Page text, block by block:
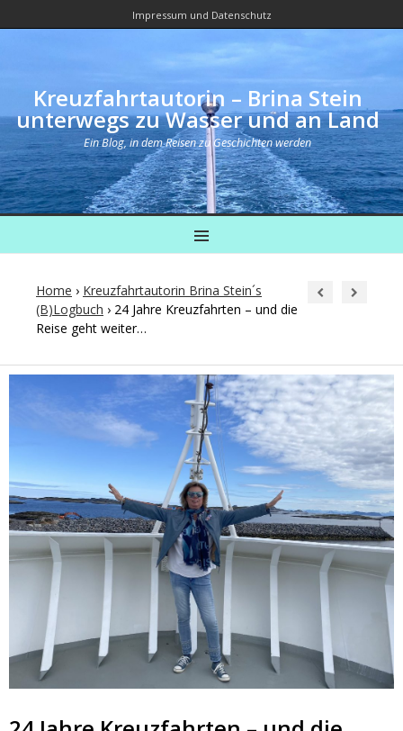
Impressum und Datenschutz
Kreuzfahrtautorin – Brina Stein
unterwegs zu Wasser und an Land
Ein Blog, in dem Reisen zu Geschichten werden
MENU
Home › Kreuzfahrtautorin Brina Stein´s
(B)Logbuch › 24 Jahre Kreuzfahrten – und die
Reise geht weiter…